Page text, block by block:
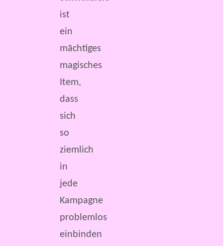
ist
ein
mächtiges
magisches
Item,
dass
sich
so
ziemlich
in
jede
Kampagne
problemlos
einbinden